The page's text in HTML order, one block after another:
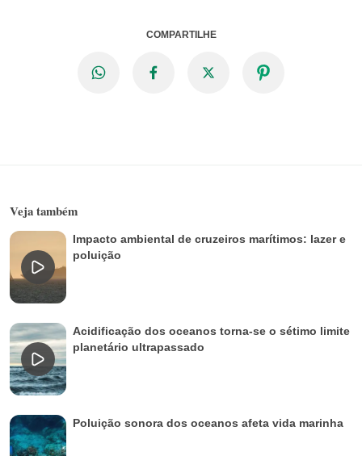
COMPARTILHE
Veja também
Impacto ambiental de cruzeiros marítimos: lazer e
poluição
Acidificação dos oceanos torna-se o sétimo limite
planetário ultrapassado
Poluição sonora dos oceanos afeta vida marinha